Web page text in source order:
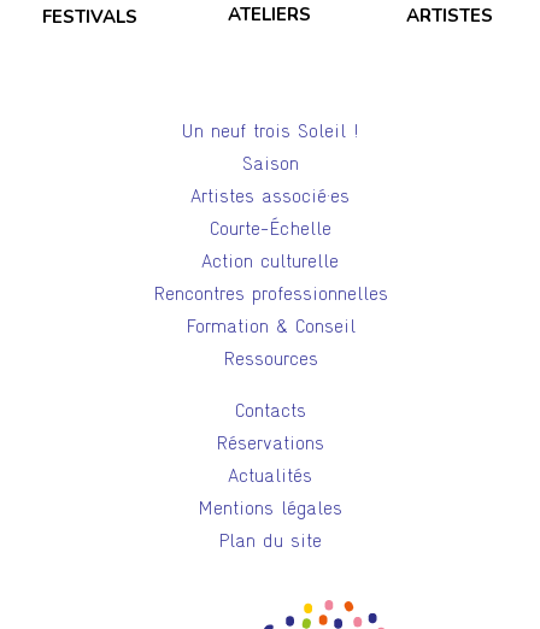
FESTIVALS ATELIERS ARTISTES
Un neuf trois Soleil !
Saison
Artistes associé·es
Courte-Échelle
Action culturelle
Rencontres professionnelles
Formation & Conseil
Ressources
Contacts
Réservations
Actualités
Mentions légales
Plan du site